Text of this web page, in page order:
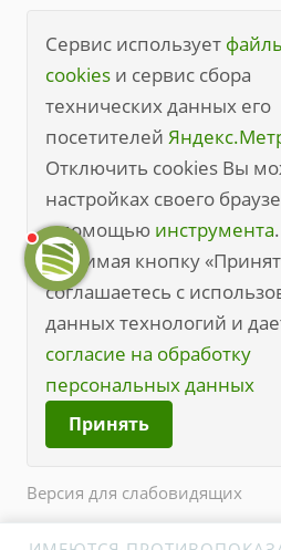
Сервис использует
cookies и сервис сбора
технических данных его
посетителей
Отключить cookies Вы
настройках своего
с помощью инструмента.
Нажимая кнопку
соглашаетесь с
данных технологий и
согласие на обработку
персональных данных
Принять
Политика обработки
Правила посещения
Правила посещения
+7 (3842) 49-20-70
kem@medline.pro
650000, г. Кемерово, ул.
© 2026 Все права защищены.
Версия для слабовидящих